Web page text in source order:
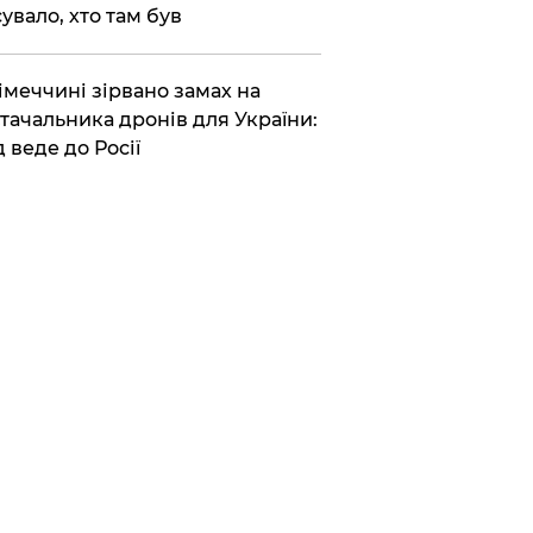
хто там був
зірвано замах на
дронів для України:
веде до Росії